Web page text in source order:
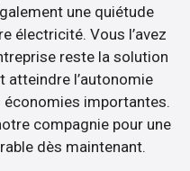
une quiétude
électricité. Vous l’avez
reste la solution
atteindre l’autonomie
importantes.
compagnie pour une
dès maintenant.